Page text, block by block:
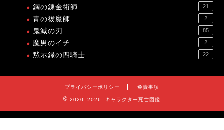
鋼の錬金術師 21
青の祓魔師 2
鬼滅の刃 85
魔男のイチ 2
黙示録の四騎士 22
プライバシーポリシー 免責事項
2020–2026 キャラクター死亡図鑑